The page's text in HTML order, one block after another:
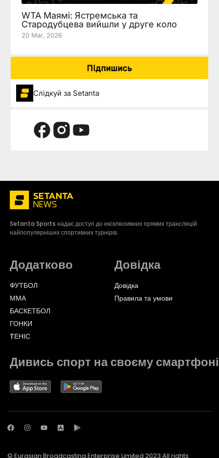
WTA Маямі: Ястремська та
Стародубцева вийшли у друге коло
20 Mar, 2026
Підпишись
Слідкуй за Setanta
Setanta Sports надає доступ до ексклюзивних прямих трансляцій
найпопулярніших спортивних турнірів.
Додатково
ФУТБОЛ
ММА
БАСКЕТБОЛ
ГОНКИ
TЕНІС
Довідка
Довідка
Правила та умови
Дивись спорт на своєму смартфоні
© Eurasian Broadcasting Enterprise Limited 2023 All rights